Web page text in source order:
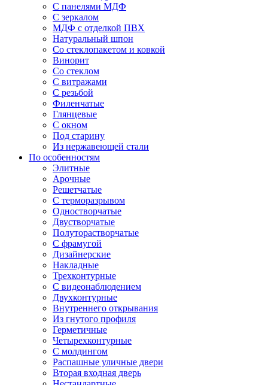
С панелями МДФ
С зеркалом
МДФ с отделкой ПВХ
Натуральный шпон
Со стеклопакетом и ковкой
Винорит
Со стеклом
С витражами
С резьбой
Филенчатые
Глянцевые
С окном
Под старину
Из нержавеющей стали
По особенностям
Элитные
Арочные
Решетчатые
С терморазрывом
Одностворчатые
Двустворчатые
Полуторастворчатые
С фрамугой
Дизайнерские
Накладные
Трехконтурные
С видеонаблюдением
Двухконтурные
Внутреннего открывания
Из гнутого профиля
Герметичные
Четырехконтурные
С молдингом
Распашные уличные двери
Вторая входная дверь